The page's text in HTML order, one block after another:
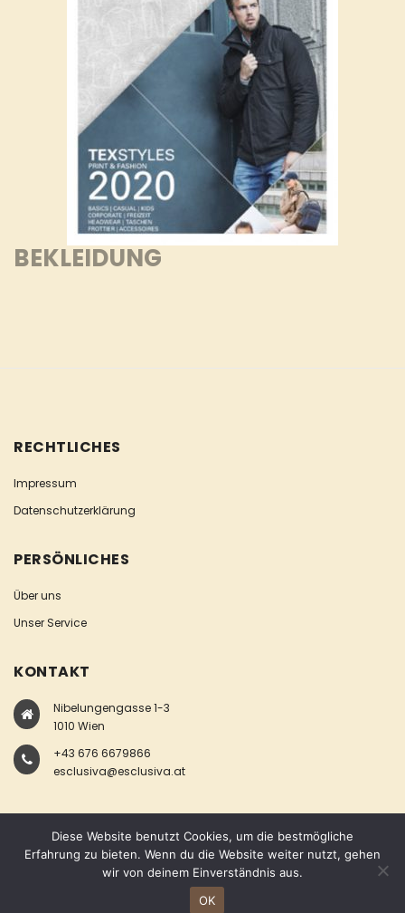
BEKLEIDUNG
RECHTLICHES
Impressum
Datenschutzerklärung
PERSÖNLICHES
Über uns
Unser Service
KONTAKT
Nibelungengasse 1-3
1010 Wien
+43 676 6679866
esclusiva@esclusiva.at
COPYRIGHT © ESCLUSIVA
Diese Website benutzt Cookies, um die bestmögliche
Erfahrung zu bieten. Wenn du die Website weiter nutzt, gehen
wir von deinem Einverständnis aus.
OK